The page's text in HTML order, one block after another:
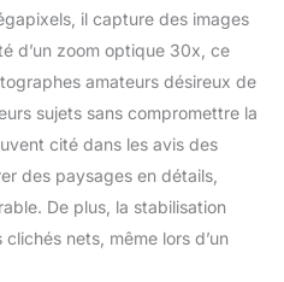
il capture des images
d’un zoom optique 30x, ce
amateurs désireux de
sujets sans compromettre la
cité dans les avis des
des paysages en détails,
De plus, la stabilisation
nets, même lors d’un